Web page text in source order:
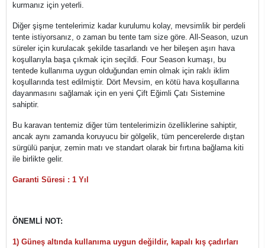
kurmanız için yeterli.
Diğer şişme tentelerimiz kadar kurulumu kolay, mevsimlik bir perdeli
tente istiyorsanız, o zaman bu tente tam size göre. All-Season, uzun
süreler için kurulacak şekilde tasarlandı ve her bileşen aşırı hava
koşullarıyla başa çıkmak için seçildi. Four Season kumaşı, bu
tentede kullanıma uygun olduğundan emin olmak için raklı iklim
koşullarında test edilmiştir. Dört Mevsim, en kötü hava koşullarına
dayanmasını sağlamak için en yeni Çift Eğimli Çatı Sistemine
sahiptir.
Bu karavan tentemiz diğer tüm tentelerimizin özelliklerine sahiptir,
ancak aynı zamanda koruyucu bir gölgelik, tüm pencerelerde dıştan
sürgülü panjur, zemin matı ve standart olarak bir fırtına bağlama kiti
ile birlikte gelir.
Garanti Süresi : 1 Yıl
ÖNEMLİ NOT:
1) Güneş altında kullanıma uygun değildir, kapalı kış çadırları